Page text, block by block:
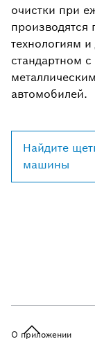
очистки при
технологиям и
стандартном
автомобилей.
Найдите
машины
О приложении